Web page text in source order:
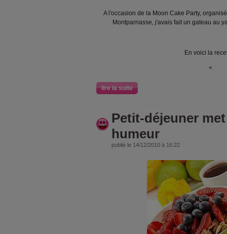
A l'occasion de la Moon Cake Party,
Montparnasse, j'avais fait un gateau au
En voici la
<
lire la suite
Petit-déjeuner
humeur
publié le 14/12/2010 à 16:22